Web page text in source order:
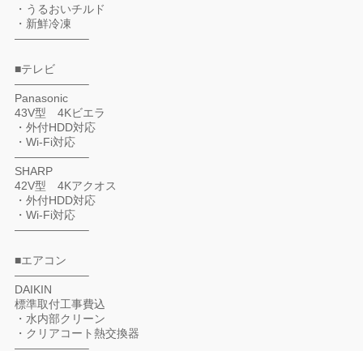
・うるおいチルド
・新鮮冷凍
——————–
■テレビ
——————–
Panasonic
43V型 4Kビエラ
・外付HDD対応
・Wi-Fi対応
——————–
SHARP
42V型 4Kアクオス
・外付HDD対応
・Wi-Fi対応
——————–
■エアコン
——————–
DAIKIN
標準取付工事費込
・水内部クリーン
・クリアコート熱交換器
——————–